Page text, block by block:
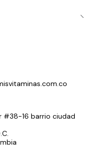
#38-16 barrio ciudad